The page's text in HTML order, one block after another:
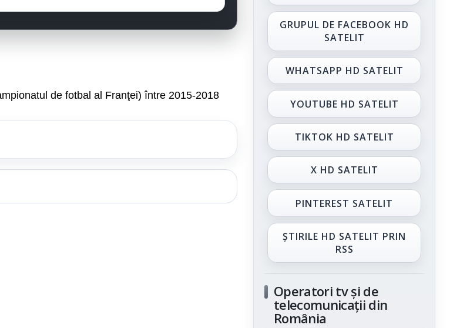
de fotbal al Franţei) între 2015-2018
GRUPUL DE FACEBOOK HD
SATELIT
WHATSAPP HD SATELIT
YOUTUBE HD SATELIT
TIKTOK HD SATELIT
X HD SATELIT
PINTEREST SATELIT
ȘTIRILE HD SATELIT PRIN
RSS
Operatori tv și de
telecomunicații din
România